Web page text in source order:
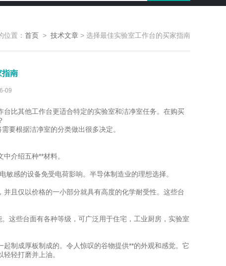
位置： 首页 > 技术文章 > 选择最佳实验室工作台的买家指南
指南
09
比其他工作台更适合特定的实验室和洁净室任务。在购买
要根据洁净室的分类做出很多决定。
介绍五种**材料。
感的设备免受电荷影响。半导体制造业的理想选择。
且仅以价格的一小部分就具有高度的化学耐受性。这些台
这些台面有各种等级，可广泛用于住宅，工业厨房，实验室
制成厚板制成的。令人惊叹的谷物提供**的外观和感觉。它
轻打磨并上油。